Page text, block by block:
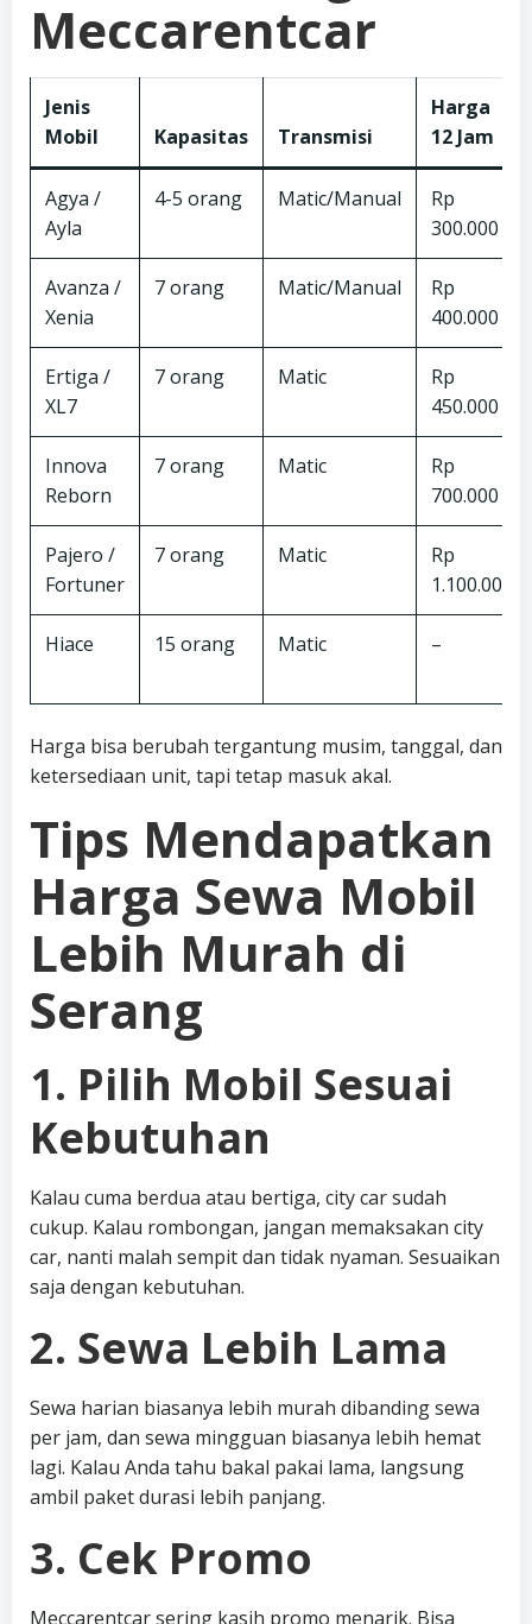
Meccarentcar
Jenis
Mobil
Kapasitas Transmisi
Harga
12 Jam
Agya /
Ayla
4-5 orang Matic/Manual
Rp
300.000
Avanza /
Xenia
7 orang Matic/Manual
Rp
400.000
Ertiga /
XL7
7 orang Matic
Rp
450.000
Innova
Reborn
7 orang Matic
Rp
700.000
Pajero /
Fortuner
7 orang Matic
Rp
1.100.000
Hiace 15 orang Matic –
Harga bisa berubah tergantung musim, tanggal, dan
ketersediaan unit, tapi tetap masuk akal.
Tips Mendapatkan
Harga Sewa Mobil
Lebih Murah di
Serang
1. Pilih Mobil Sesuai
Kebutuhan
Kalau cuma berdua atau bertiga, city car sudah
cukup. Kalau rombongan, jangan memaksakan city
car, nanti malah sempit dan tidak nyaman. Sesuaikan
saja dengan kebutuhan.
2. Sewa Lebih Lama
Sewa harian biasanya lebih murah dibanding sewa
per jam, dan sewa mingguan biasanya lebih hemat
lagi. Kalau Anda tahu bakal pakai lama, langsung
ambil paket durasi lebih panjang.
3. Cek Promo
Meccarentcar sering kasih promo menarik. Bisa